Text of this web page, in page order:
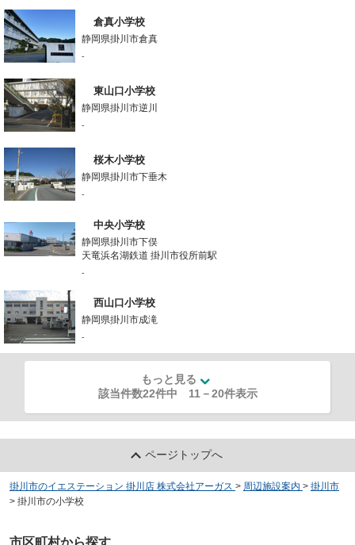
倉真小学校
静岡県掛川市倉真
-
東山口小学校
静岡県掛川市逆川
-
桜木小学校
静岡県掛川市下垂木
-
中央小学校
静岡県掛川市下俣
天竜浜名湖鉄道 掛川市役所前駅
-
西山口小学校
静岡県掛川市成滝
-
もっと見る
該当件数22件中 11 －20件表示
ページトップへ
掛川市のイエステーション 掛川店 株式会社アーガス > 周辺施設案内 > 掛川市
> 掛川市の小学校
市区町村から探す